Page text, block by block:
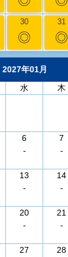
30
◎
31
◎
2027年01月
水 木
6
-
7
-
13
-
14
-
20
-
21
-
27
28